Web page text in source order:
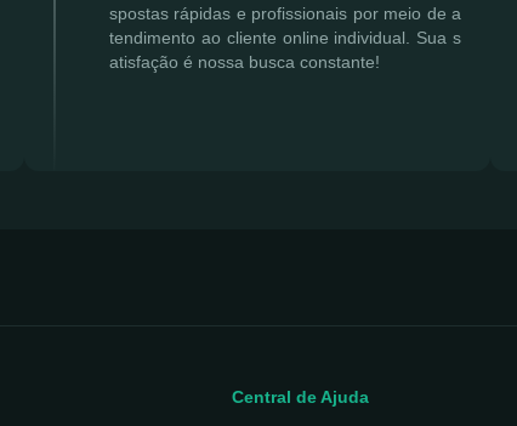
spostas rápidas e profissionais por meio de a
tendimento ao cliente online individual. Sua s
atisfação é nossa busca constante!
Central de Ajuda